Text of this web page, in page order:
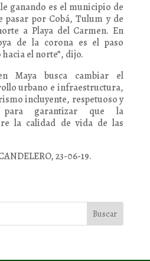
ganando es el municipio de
pasar por Cobá, Tulum y de
a Playa del Carmen. En
de la corona es el paso
el norte”, dijo.
Maya busca cambiar el
urbano e infraestructura,
incluyente, respetuoso y
para garantizar que la
la calidad de vida de las
23-06-19.